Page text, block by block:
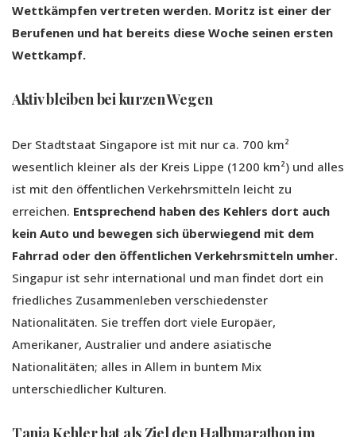
Wettkämpfen vertreten werden. Moritz ist einer der
Berufenen und hat bereits diese Woche seinen ersten
Wettkampf.
Aktiv bleiben bei kurzen Wegen
Der Stadtstaat Singapore ist mit nur ca. 700 km²
wesentlich kleiner als der Kreis Lippe (1200 km²) und alles
ist mit den öffentlichen Verkehrsmitteln leicht zu
erreichen. Entsprechend haben des Kehlers dort auch
kein Auto und bewegen sich überwiegend mit dem
Fahrrad oder den öffentlichen Verkehrsmitteln umher.
Singapur ist sehr international und man findet dort ein
friedliches Zusammenleben verschiedenster
Nationalitäten. Sie treffen dort viele Europäer,
Amerikaner, Australier und andere asiatische
Nationalitäten; alles in Allem in buntem Mix
unterschiedlicher Kulturen.
Tanja Kehler hat als Ziel den Halbmarathon im